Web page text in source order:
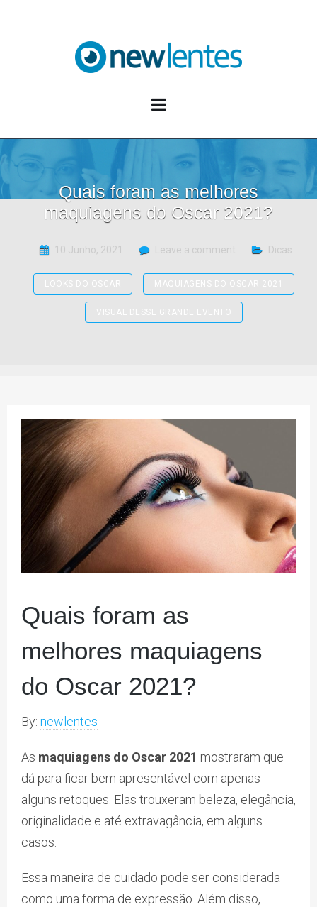
Quais foram as melhores
maquiagens do Oscar 2021?
10 Junho, 2021 Leave a comment Dicas
LOOKS DO OSCAR MAQUIAGENS DO OSCAR 2021
VISUAL DESSE GRANDE EVENTO
Quais foram as
melhores maquiagens
do Oscar 2021?
By: newlentes
As maquiagens do Oscar 2021 mostraram que
dá para ficar bem apresentável com apenas
alguns retoques. Elas trouxeram beleza, elegância,
originalidade e até extravagância, em alguns
casos.
Essa maneira de cuidado pode ser considerada
como uma forma de expressão. Além disso,